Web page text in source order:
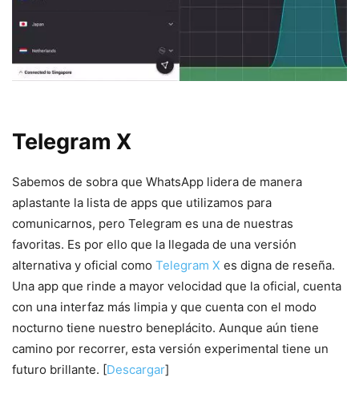
Telegram X
Sabemos de sobra que WhatsApp lidera de manera
aplastante la lista de apps que utilizamos para
comunicarnos, pero Telegram es una de nuestras
favoritas. Es por ello que la llegada de una versión
alternativa y oficial como Telegram X es digna de reseña.
Una app que rinde a mayor velocidad que la oficial, cuenta
con una interfaz más limpia y que cuenta con el modo
nocturno tiene nuestro beneplácito. Aunque aún tiene
camino por recorrer, esta versión experimental tiene un
futuro brillante. [Descargar]